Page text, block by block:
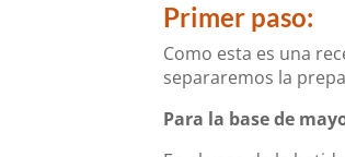
Primer paso:
Como esta es una
separaremos la
Para la base de